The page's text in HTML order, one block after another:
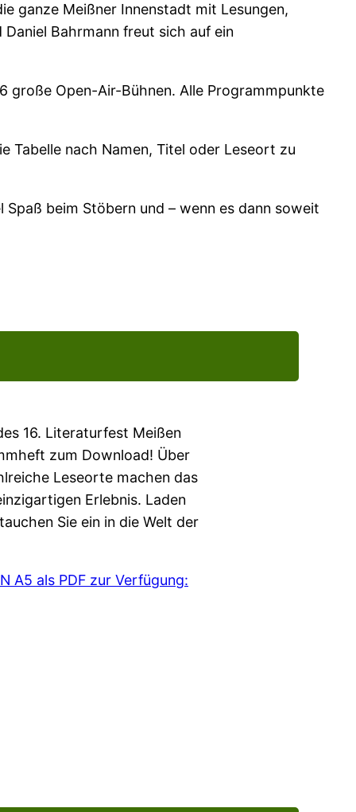
ganze Meißner Innenstadt mit Lesungen,
Bahrmann freut sich auf ein
große Open-Air-Bühnen. Alle Programmpunkte
Tabelle nach Namen, Titel oder Leseort zu
beim Stöbern und – wenn es dann soweit
16. Literaturfest Meißen
zum Download! Über
Leseorte machen das
Erlebnis. Laden
Sie ein in die Welt der
A5 als PDF zur Verfügung: